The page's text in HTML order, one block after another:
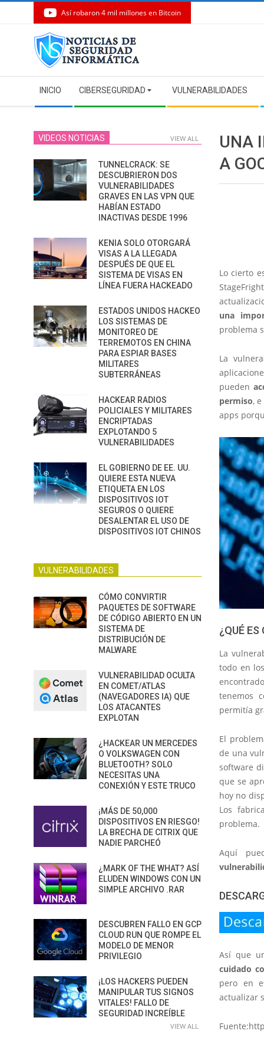
Así robaron 4 mil millones en Bitcoin
Navigation
Menu
INICIO CIBERSEGURIDAD VULNERABILIDADES
UNA
A
Lo cierto
una
problema
La
pueden
permiso,
apps
¿QUÉ ES
La
todo en
tenemos
permitía
El
de una
software
que se
hoy no
Los
problema.
Aquí
Así que
cuidado
pero en
actualizar
VIDEOS NOTICIAS VIEW ALL
TUNNELCRACK: SE
DESCUBRIERON DOS
VULNERABILIDADES
GRAVES EN LAS VPN QUE
HABÍAN ESTADO
INACTIVAS DESDE 1996
KENIA SOLO OTORGARÁ
VISAS A LA LLEGADA
DESPUÉS DE QUE EL
SISTEMA DE VISAS EN
LÍNEA FUERA HACKEADO
ESTADOS UNIDOS HACKEO
LOS SISTEMAS DE
MONITOREO DE
TERREMOTOS EN CHINA
PARA ESPIAR BASES
MILITARES
SUBTERRÁNEAS
HACKEAR RADIOS
POLICIALES Y MILITARES
ENCRIPTADAS
EXPLOTANDO 5
VULNERABILIDADES
EL GOBIERNO DE EE. UU.
QUIERE ESTA NUEVA
ETIQUETA EN LOS
DISPOSITIVOS IOT
SEGUROS O QUIERE
DESALENTAR EL USO DE
DISPOSITIVOS IOT CHINOS
VULNERABILIDADES
CÓMO CONVIRTIR
PAQUETES DE SOFTWARE
DE CÓDIGO ABIERTO EN UN
SISTEMA DE
DISTRIBUCIÓN DE
MALWARE
VULNERABILIDAD OCULTA
EN COMET/ATLAS
(NAVEGADORES IA) QUE
LOS ATACANTES
EXPLOTAN
¿HACKEAR UN MERCEDES
O VOLKSWAGEN CON
BLUETOOTH? SOLO
NECESITAS UNA
CONEXIÓN Y ESTE TRUCO
¡MÁS DE 50,000
DISPOSITIVOS EN RIESGO!
LA BRECHA DE CITRIX QUE
NADIE PARCHEÓ
¿MARK OF THE WHAT? ASÍ
ELUDEN WINDOWS CON UN
SIMPLE ARCHIVO .RAR
DESCUBREN FALLO EN GCP
CLOUD RUN QUE ROMPE EL
MODELO DE MENOR
PRIVILEGIO
¡LOS HACKERS PUEDEN
MANIPULAR TUS SIGNOS
VITALES! FALLO DE
SEGURIDAD INCREÍBLE
VIEW ALL